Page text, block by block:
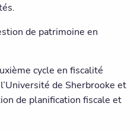
de patrimoine en
cycle en fiscalité
de Sherbrooke et
de planification fiscale et